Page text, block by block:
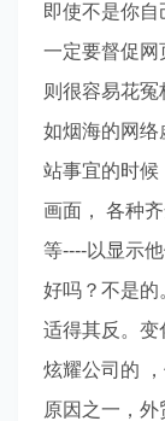
即使不是你
一定要督促网
则很容易花
如烟海的网络
站事宜的时候
画面， 各种
等----以显示
好吗？不是的
适得其反。变
炫耀公司的 ，
原因之一，